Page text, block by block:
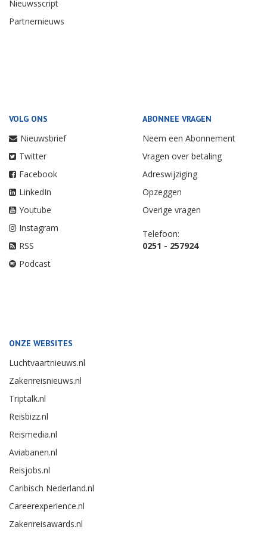
Nieuwsscript
Partnernieuws
VOLG ONS
Nieuwsbrief
Twitter
Facebook
LinkedIn
Youtube
Instagram
RSS
Podcast
ABONNEE VRAGEN
Neem een Abonnement
Vragen over betaling
Adreswijziging
Opzeggen
Overige vragen
Telefoon:
0251 - 257924
ONZE WEBSITES
Luchtvaartnieuws.nl
Zakenreisnieuws.nl
Triptalk.nl
Reisbizz.nl
Reismedia.nl
Aviabanen.nl
Reisjobs.nl
Caribisch Nederland.nl
Careerexperience.nl
Zakenreisawards.nl